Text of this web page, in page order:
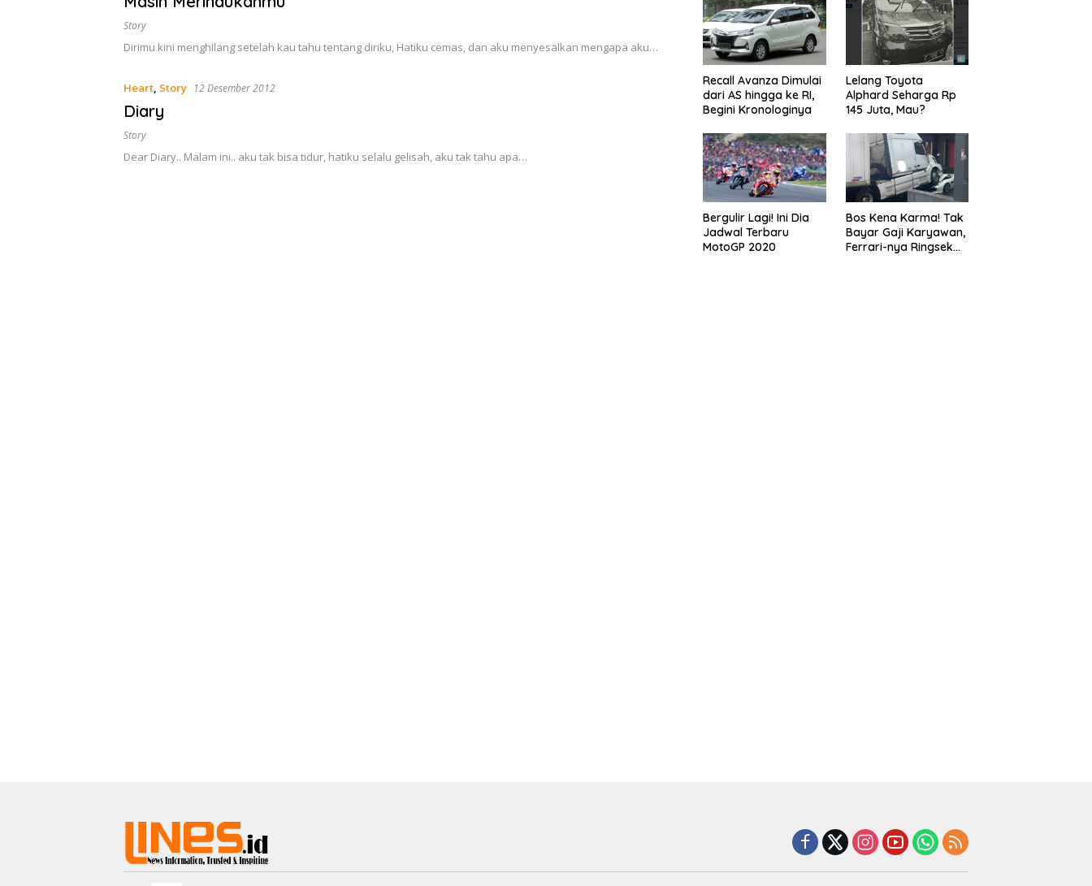
Story
Dirimu kini menghilang setelah kau tahu tentang diriku, Hatiku cemas, dan aku menyesalkan mengapa aku…
Heart, Story 12 Desember 2012
Diary
Story
Dear Diary.. Malam ini.. aku tak bisa tidur, hatiku selalu gelisah, aku tak tahu apa…
Recall Avanza Dimulai
dari AS hingga ke RI,
Begini Kronologinya
Lelang Toyota
Alphard Seharga Rp
145 Juta, Mau?
Bergulir Lagi! Ini Dia
Jadwal Terbaru
MotoGP 2020
Bos Kena Karma! Tak
Bayar Gaji Karyawan,
Ferrari-nya Ringsek